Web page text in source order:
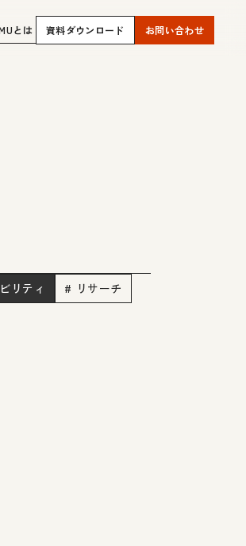
とは 資料ダウンロード お問い合わせ
リティ
# リサーチ